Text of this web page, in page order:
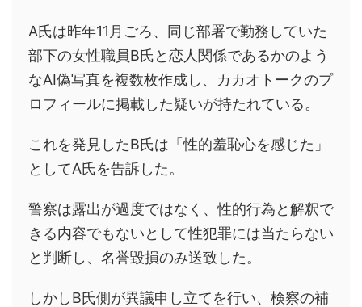
A氏は昨年11月ごろ、同じ部署で勤務していた
部下の女性職員B氏と恋人関係であるかのよう
なAI偽写真を複数枚作成し、カカオトークのプ
ロフィールに掲載した疑いが持たれている。
これを発見したB氏は「性的羞恥心を感じた」
としてA氏を告訴した。
警察は露出が過度ではなく、性的行為と解釈で
きる内容でもないとして性犯罪には当たらない
と判断し、名誉毀損のみ送致した。
しかしB氏側が異議申し立てを行い、検察の補